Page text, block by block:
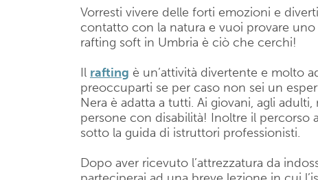
Vorresti vivere delle forti emozioni e
contatto con la natura e vuoi provare uno
rafting soft in Umbria è ciò che cerchi!
Il rafting è un’attività divertente e molto
preoccuparti se per caso non sei un
Nera è adatta a tutti. Ai giovani, agli
persone con disabilità! Inoltre il percorso
sotto la guida di istruttori professionisti.
Dopo aver ricevuto l’attrezzatura da